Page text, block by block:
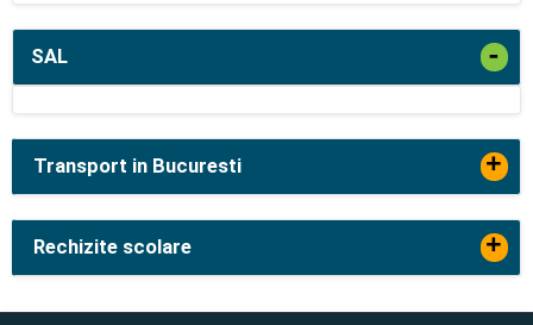
SAL -
Transport in Bucuresti +
Rechizite scolare +